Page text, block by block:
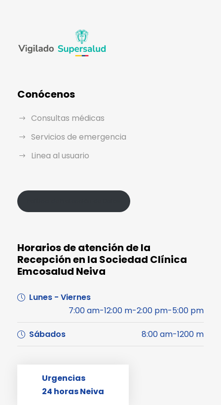
Conócenos
Consultas médicas
Servicios de emergencia
Linea al usuario
Horarios de atención de la
Recepción en la Sociedad Clínica
Emcosalud Neiva
Lunes - Viernes
7:00 am-12:00 m-2:00 pm-5:00 pm
Sábados 8:00 am-1200 m
Urgencias
24 horas Neiva